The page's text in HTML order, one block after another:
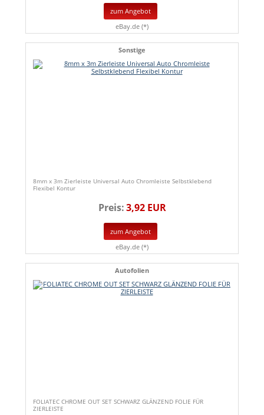
zum Angebot
eBay.de (*)
Sonstige
8mm x 3m Zierleiste Universal Auto Chromleiste Selbstklebend
Flexibel Kontur
Preis:3,92 EUR
zum Angebot
eBay.de (*)
Autofolien
FOLIATEC CHROME OUT SET SCHWARZ GLÄNZEND FOLIE FÜR
ZIERLEISTE